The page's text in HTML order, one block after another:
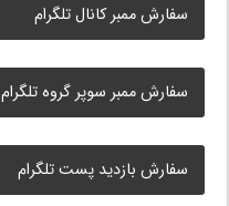
سفارش ممبر کانال تلگرام
سفارش ممبر سوپر گروه تلگرام
سفارش بازدید پست تلگرام